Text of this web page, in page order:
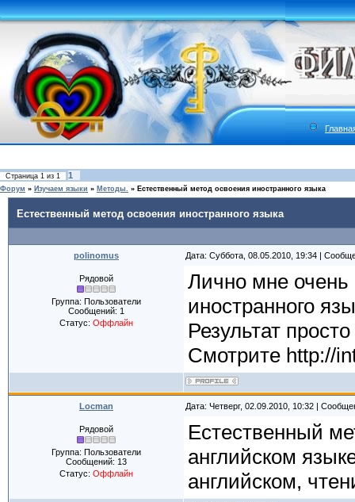
Страница 1 из 1 1
Форум » Изучаем языки » Методы. » Естественный метод освоения иностранного языка
Естественный метод освоения иностранного языка
polinomus Дата: Суббота, 08.05.2010, 19:34 |
Рядовой
Группа: Пользователи
Сообщений: 1
Статус: Оффлайн
Лично мне очень
иностранного
Результат
Смотрите http://
Locman Дата: Четверг, 02.09.2010, 10:32 |
Рядовой
Группа: Пользователи
Сообщений: 13
Статус: Оффлайн
Естественный
английском
английском,